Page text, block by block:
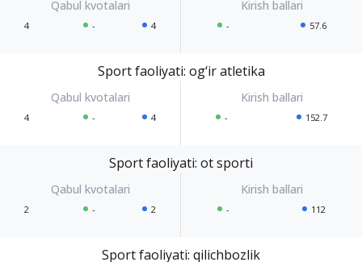
4 - 4 - 57.6
Sport faoliyati: og‘ir atletika
4 - 4 - 152.7
Sport faoliyati: ot sporti
2 - 2 - 112
Sport faoliyati: qilichbozlik